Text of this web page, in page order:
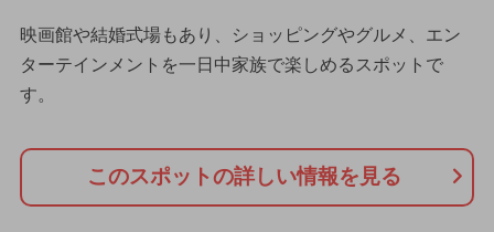
映画館や結婚式場もあり、ショッピングやグルメ、エン
ターテインメントを一日中家族で楽しめるスポットで
す。
このスポットの詳しい情報を見る